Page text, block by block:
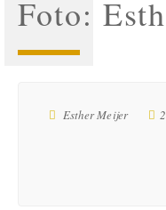
Foto:
Esther Meijer